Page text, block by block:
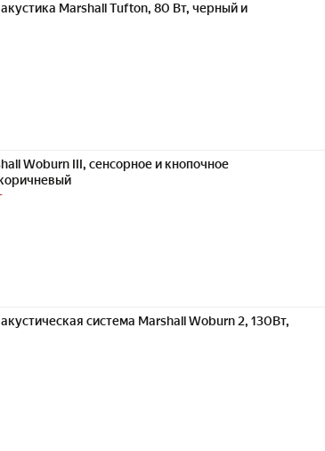
Marshall Tufton, 80 Вт, черный и
Woburn III, сенсорное и кнопочное
система Marshall Woburn 2, 130Вт,